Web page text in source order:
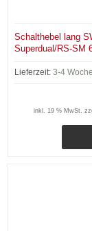
Schalthebel lang
Superdual/RS-SM
Lieferzeit: 3-4
inkl. 19 % MwSt.